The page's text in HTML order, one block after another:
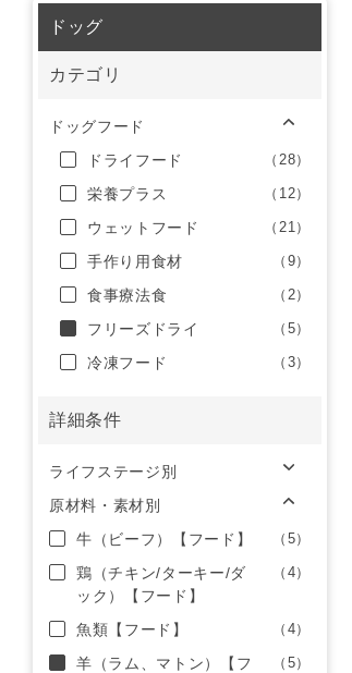
ドッグ
カテゴリ
ドッグフード
ドライフード
（28）
栄養プラス （12）
ウェットフード （21）
手作り用食材 （9）
食事療法食 （2）
フリーズドライ （5）
冷凍フード （3）
詳細条件
ライフステージ別
原材料・素材別
牛（ビーフ）【フード】
（5）
鶏（チキン/ターキー/ダ
ック）【フード】
（4）
魚類【フード】 （4）
羊（ラム、マトン）【フ
（5）